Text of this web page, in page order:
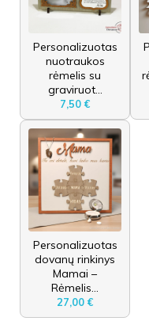
Personalizuotas
nuotraukos
rėmelis su
graviruot...
7,50 €
Personalizuotas
dovanų rinkinys
Mamai –
Rėmelis...
27,00 €